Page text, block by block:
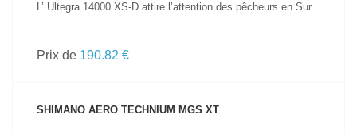
L’ Ultegra 14000 XS-D attire l’attention des pêcheurs en Sur...
Prix de 190.82 €
SHIMANO AERO TECHNIUM MGS XT